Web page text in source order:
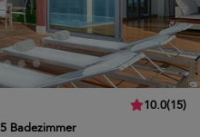
10.0(15)
5 Badezimmer